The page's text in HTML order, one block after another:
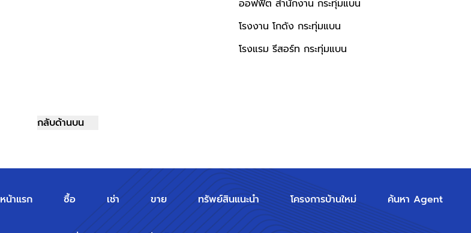
ออฟฟิต สำนักงาน กระทุ่มแบน
โรงงาน โกดัง กระทุ่มแบน
โรงแรม รีสอร์ท กระทุ่มแบน
กลับด้านบน
หน้าแรก ซื้อ เช่า ขาย ทรัพย์สินแนะนำ โครงการบ้านใหม่ ค้นหา Agent